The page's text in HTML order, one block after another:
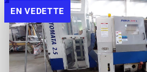
EN VEDETTE